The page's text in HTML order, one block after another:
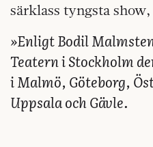
särklass tyngsta
»Enligt Bodil
Teatern i Stockholm
i Malmö, Göteborg,
Uppsala och Gävle.